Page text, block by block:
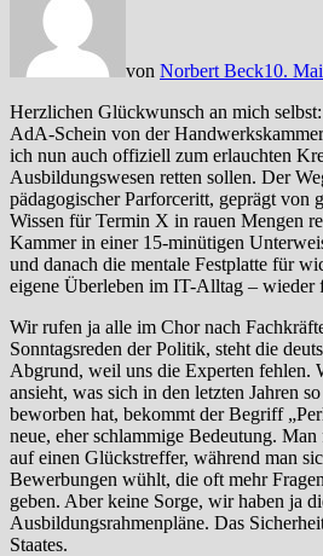
von Norbert Beck10.
Herzlichen Glückwunsch an mich
AdA-Schein von der
ich nun auch offiziell zum erlauchten
Ausbildungswesen retten sollen. Der
pädagogischer Parforceritt, geprägt von
Wissen für Termin X in rauen Mengen
Kammer in einer 15-minütigen
und danach die mentale Festplatte für
eigene Überleben im IT-Alltag – wieder
Wir rufen ja alle im Chor nach
Sonntagsreden der Politik, steht die
Abgrund, weil uns die Experten fehlen.
ansieht, was sich in den letzten Jahren
beworben hat, bekommt der Begriff
neue, eher schlammige Bedeutung.
auf einen Glückstreffer, während man
Bewerbungen wühlt, die oft mehr
geben. Aber keine Sorge, wir haben ja
Ausbildungsrahmenpläne. Das
Staates.